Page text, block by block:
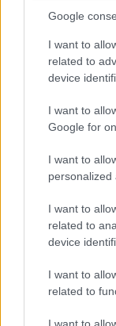
Google
I want to
related to
device
I want to
Google for
I want to
personalized
I want to
related to
device
I want to
related to
I want to
2009. december 30.
Anneke van
Budapest,
Elmondom, mi
Az a bajom ...
dobosa